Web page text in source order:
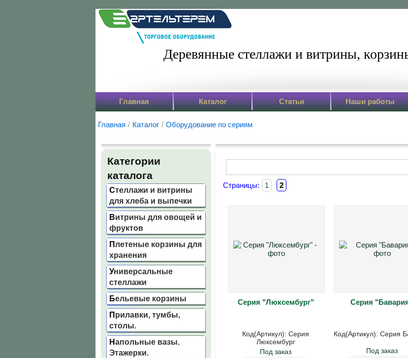
Деревянные стеллажи и витрины,
Главная Каталог Статьи Наши работы
Главная / Каталог / Оборудование по сериям
Категории
каталога
Стеллажи и витрины
для хлеба и выпечки
Витрины для овощей и
фруктов
Плетеные корзины для
хранения
Универсальные
стеллажи
Бельевые корзины
Прилавки, тумбы,
столы.
Напольные вазы.
Этажерки.
Страницы: 1 2
Серия "Люксембург"
Код(Артикул): Серия
Люксембург
Под заказ
Серия
Код(Артикул): Серия
Под заказ